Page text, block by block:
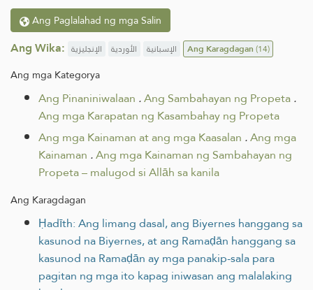
Ang Paglalahad ng mga Salin
Ang Wika: الإنجليزية الأوردية الإسبانية Ang Karagdagan(14)
Ang mga Kategorya
Ang Pinaniniwalaan .Ang Sambahayan ng Propeta.
Ang mga Karapatan ng Kasambahay ng Propeta
Ang mga Kainaman at ang mga Kaasalan .Ang mga
Kainaman .Ang mga Kainaman ng Sambahayan ng
Propeta – malugod si Allāh sa kanila
Ang Karagdagan
Ḥadīth: Ang limang dasal, ang Biyernes hanggang sa
kasunod na Biyernes, at ang Ramaḍān hanggang sa
kasunod na Ramaḍān ay mga panakip-sala para
pagitan ng mga ito kapag iniwasan ang malalaking